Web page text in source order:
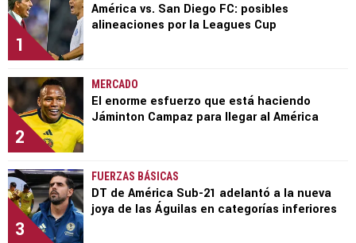
1
América vs. San Diego FC: posibles
alineaciones por la Leagues Cup
2
MERCADO
El enorme esfuerzo que está haciendo
Jáminton Campaz para llegar al América
3
FUERZAS BÁSICAS
DT de América Sub-21 adelantó a la nueva
joya de las Águilas en categorías inferiores